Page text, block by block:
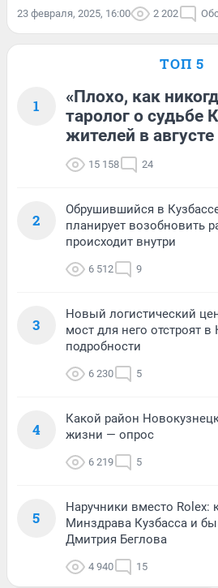
23 февраля, 2025, 16:00 2 202
ТОП 5
1
«Плохо, как
таролог о судьбе
жителей в августе
15 158 24
2
Обрушившийся в
планирует возобновить
происходит внутри
6 512 9
3
Новый логистический
мост для него отстроят в
подробности
6 230 5
4
Какой район
жизни — опрос
6 219 5
5
Наручники вместо Rolex:
Минздрава Кузбасса и
Дмитрия Беглова
4 940 15